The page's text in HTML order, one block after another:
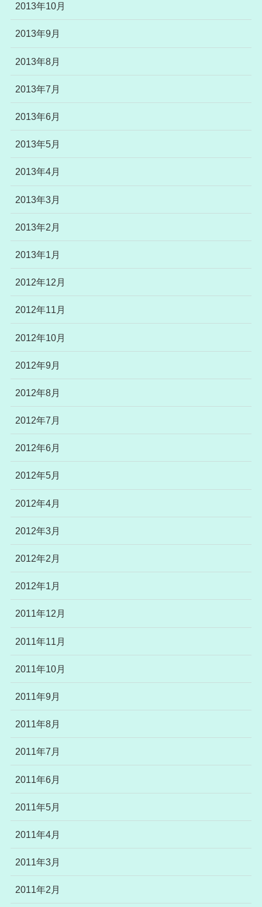
2013年10月
2013年9月
2013年8月
2013年7月
2013年6月
2013年5月
2013年4月
2013年3月
2013年2月
2013年1月
2012年12月
2012年11月
2012年10月
2012年9月
2012年8月
2012年7月
2012年6月
2012年5月
2012年4月
2012年3月
2012年2月
2012年1月
2011年12月
2011年11月
2011年10月
2011年9月
2011年8月
2011年7月
2011年6月
2011年5月
2011年4月
2011年3月
2011年2月